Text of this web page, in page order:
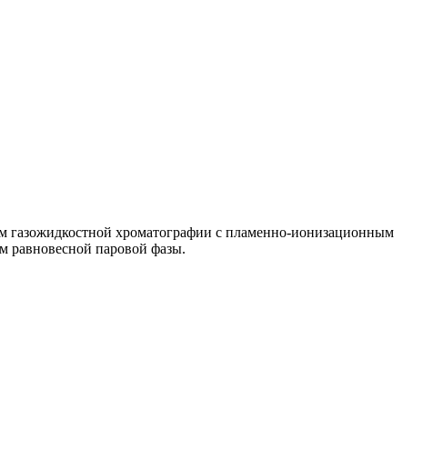
газожидкостной хроматографии с пламенно-ионизационным
равновесной паровой фазы.